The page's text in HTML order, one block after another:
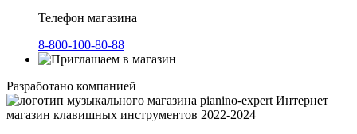
Телефон магазина
8-800-100-80-88
Разработано компанией
Интернет
магазин клавишных инструментов 2022-2024